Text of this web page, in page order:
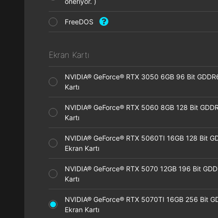
FreeDOS
Ekran Kartı
NVIDIA® GeForce® RTX 3050 6GB 96 Bit
Kartı
NVIDIA® GeForce® RTX 5060 8GB 128 Bit
Kartı
NVIDIA® GeForce® RTX 5060TI 16GB 128 Bit
Ekran Kartı
NVIDIA® GeForce® RTX 5070 12GB 196 Bit
Kartı
NVIDIA® GeForce® RTX 5070TI 16GB 256 Bit
Ekran Kartı